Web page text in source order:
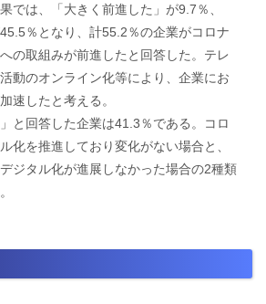
では、「大きく前進した」が9.7％、
45.5％となり、計55.2％の企業がコロナ
の取組みが前進したと回答した。テレ
動のオンライン化等により、企業にお
速したと考える。
と回答した企業は41.3％である。コロ
化を推進しており変化がない場合と、
ジタル化が進展しなかった場合の2種類